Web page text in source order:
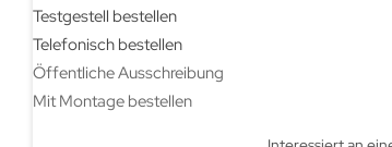
Testgestell bestellen
Telefonisch bestellen
Öffentliche Ausschreibung
Mit Montage bestellen